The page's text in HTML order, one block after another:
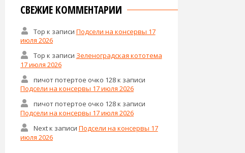
СВЕЖИЕ КОММЕНТАРИИ
Тор к записи Подсели на консервы 17
июля 2026
Тор к записи Зеленоградская кототема
17 июля 2026
пичот потертое очко 128к записи
Подсели на консервы 17 июля 2026
пичот потертое очко 128к записи
Подсели на консервы 17 июля 2026
Nextк записи Подсели на консервы 17
июля 2026